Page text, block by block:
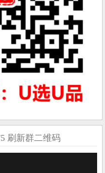
刷新群二维码